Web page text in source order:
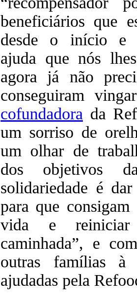
beneficiários que
desde o início e
ajuda que nós
agora já não
conseguiram
cofundadora da
um sorriso de
um olhar de
dos objetivos
solidariedade é
para que consigam
vida e
caminhada”, e
outras famílias à
ajudadas pela